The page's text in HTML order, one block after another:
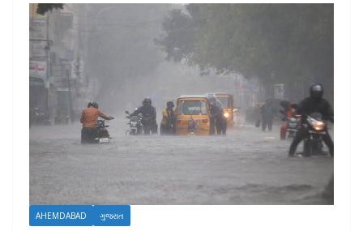
AHEMDABAD ગુજરાત